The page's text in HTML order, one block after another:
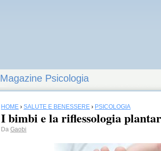
Magazine Psicologia
HOME › SALUTE E BENESSERE › PSICOLOGIA
I bimbi e la riflessologia
Da Gaobi